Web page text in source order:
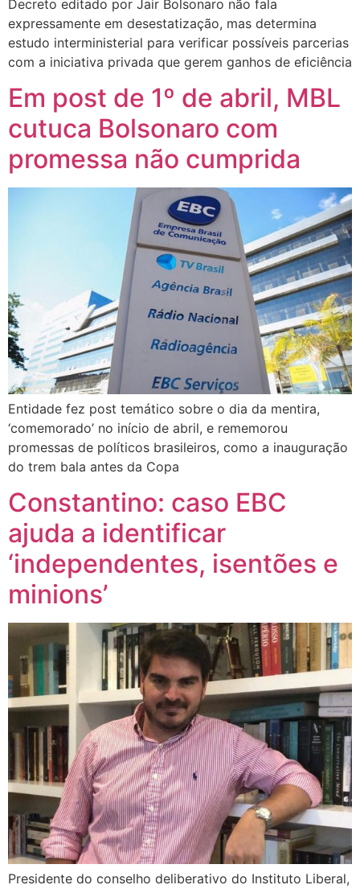
Decreto editado por Jair Bolsonaro não fala
expressamente em desestatização, mas determina
estudo interministerial para verificar possíveis parcerias
com a iniciativa privada que gerem ganhos de eficiência
Em post de 1º de abril, MBL
cutuca Bolsonaro com
promessa não cumprida
Entidade fez post temático sobre o dia da mentira,
‘comemorado’ no início de abril, e rememorou
promessas de políticos brasileiros, como a inauguração
do trem bala antes da Copa
Constantino: caso EBC
ajuda a identificar
‘independentes, isentões e
minions’
Presidente do conselho deliberativo do Instituto Liberal,